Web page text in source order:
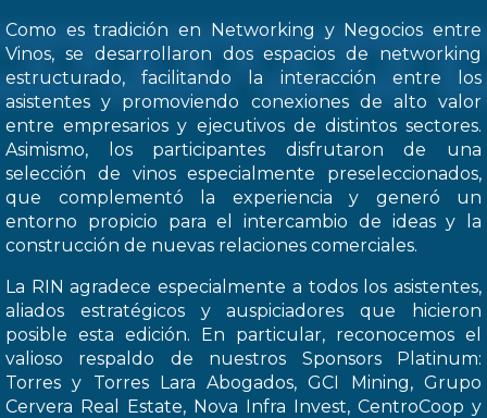
Como es tradición en Networking y Negocios entre
Vinos, se desarrollaron dos espacios de networking
estructurado, facilitando la interacción entre los
asistentes y promoviendo conexiones de alto valor
entre empresarios y ejecutivos de distintos sectores.
Asimismo, los participantes disfrutaron de una
selección de vinos especialmente preseleccionados,
que complementó la experiencia y generó un
entorno propicio para el intercambio de ideas y la
construcción de nuevas relaciones comerciales.
La RIN agradece especialmente a todos los asistentes,
aliados estratégicos y auspiciadores que hicieron
posible esta edición. En particular, reconocemos el
valioso respaldo de nuestros Sponsors Platinum:
Torres y Torres Lara Abogados, GCI Mining, Grupo
Cervera Real Estate, Nova Infra Invest, CentroCoop y